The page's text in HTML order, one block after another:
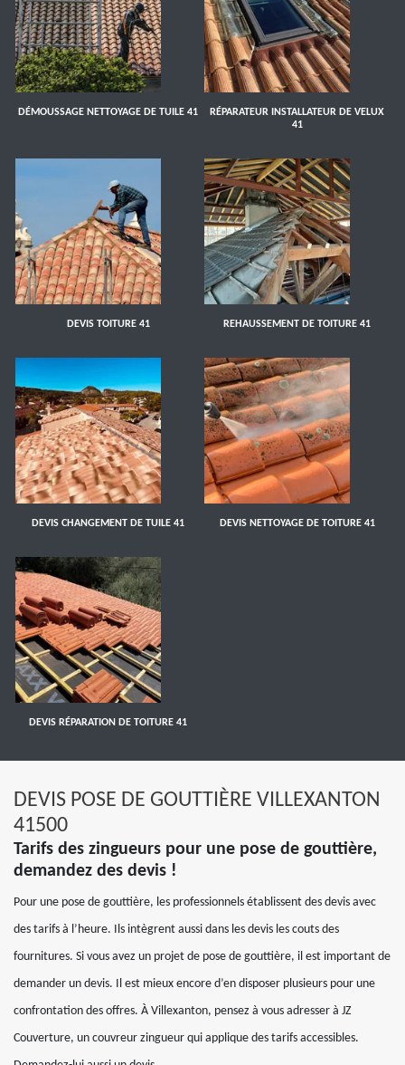
DÉMOUSSAGE NETTOYAGE DE TUILE 41
RÉPARATEUR INSTALLATEUR DE VELUX
41
DEVIS TOITURE 41 REHAUSSEMENT DE TOITURE 41
DEVIS CHANGEMENT DE TUILE 41 DEVIS NETTOYAGE DE TOITURE 41
DEVIS RÉPARATION DE TOITURE 41
DEVIS POSE DE GOUTTIÈRE VILLEXANTON
41500
Tarifs des zingueurs pour une pose de gouttière,
demandez des devis !
Pour une pose de gouttière, les professionnels établissent des devis avec
des tarifs à l’heure. Ils intègrent aussi dans les devis les couts des
fournitures. Si vous avez un projet de pose de gouttière, il est important de
demander un devis. Il est mieux encore d’en disposer plusieurs pour une
confrontation des offres. À Villexanton, pensez à vous adresser à JZ
Couverture, un couvreur zingueur qui applique des tarifs accessibles.